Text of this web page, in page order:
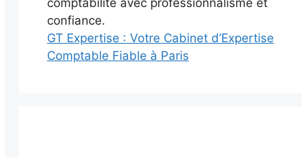
GT Expertise : Votre Cabinet d’Expertise
Comptable Fiable à Paris